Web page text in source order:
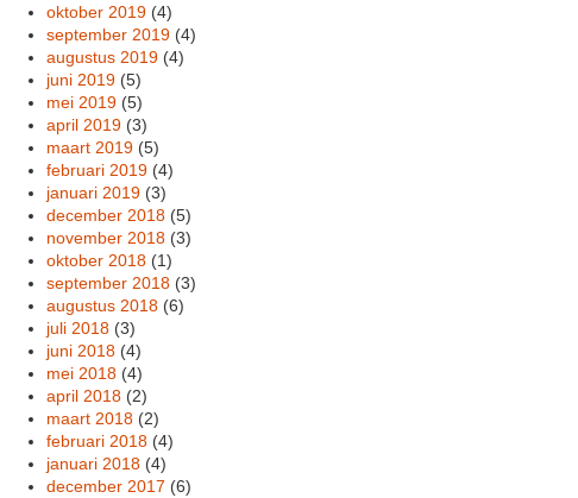
oktober 2019 (4)
september 2019 (4)
augustus 2019 (4)
juni 2019 (5)
mei 2019 (5)
april 2019 (3)
maart 2019 (5)
februari 2019 (4)
januari 2019 (3)
december 2018 (5)
november 2018 (3)
oktober 2018 (1)
september 2018 (3)
augustus 2018 (6)
juli 2018 (3)
juni 2018 (4)
mei 2018 (4)
april 2018 (2)
maart 2018 (2)
februari 2018 (4)
januari 2018 (4)
december 2017 (6)